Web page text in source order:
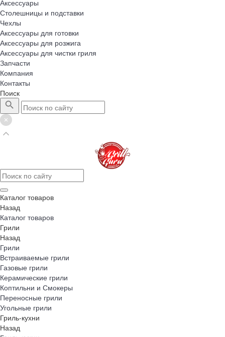
Аксессуары
Столешницы и подставки
Чехлы
Аксессуары для готовки
Аксессуары для розжига
Аксессуары для чистки гриля
Запчасти
Компания
Контакты
Поиск
Каталог товаров
Назад
Каталог товаров
Грили
Назад
Грили
Встраиваемые грили
Газовые грили
Керамические грили
Коптильни и Смокеры
Переносные грили
Угольные грили
Гриль-кухни
Назад